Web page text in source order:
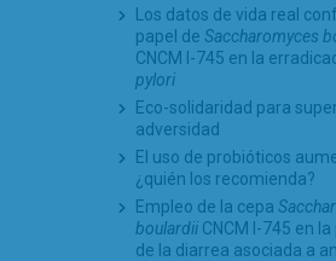
Los datos de vida real
papel de Saccharomyces
CNCM I-745 en la
pylori
Eco-solidaridad para
adversidad
El uso de probióticos
¿quién los recomienda?
Empleo de la cepa
boulardii CNCM I-745 en
de la diarrea asociada a